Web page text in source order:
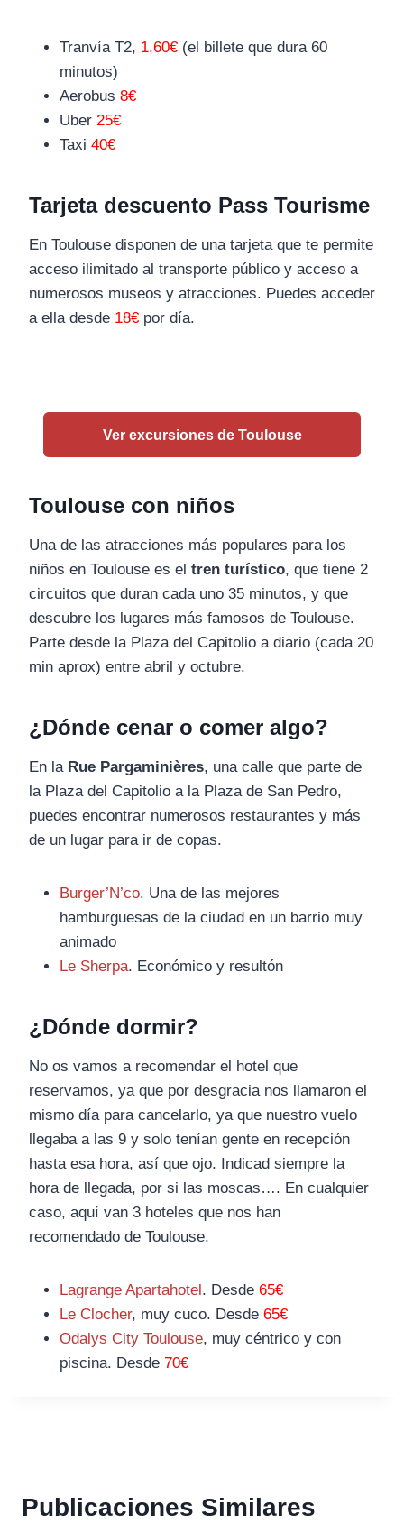
Tranvía T2, 1,60€ (el billete que dura 60
minutos)
Aerobus 8€
Uber 25€
Taxi 40€
Tarjeta descuento Pass Tourisme
En Toulouse disponen de una tarjeta que te permite
acceso ilimitado al transporte público y acceso a
numerosos museos y atracciones. Puedes acceder
a ella desde 18€ por día.
Ver excursiones de Toulouse
Toulouse con niños
Una de las atracciones más populares para los
niños en Toulouse es el tren turístico, que tiene 2
circuitos que duran cada uno 35 minutos, y que
descubre los lugares más famosos de Toulouse.
Parte desde la Plaza del Capitolio a diario (cada 20
min aprox) entre abril y octubre.
¿Dónde cenar o comer algo?
En la Rue Pargaminières, una calle que parte de
la Plaza del Capitolio a la Plaza de San Pedro,
puedes encontrar numerosos restaurantes y más
de un lugar para ir de copas.
Burger’N’co. Una de las mejores
hamburguesas de la ciudad en un barrio muy
animado
Le Sherpa. Económico y resultón
¿Dónde dormir?
No os vamos a recomendar el hotel que
reservamos, ya que por desgracia nos llamaron el
mismo día para cancelarlo, ya que nuestro vuelo
llegaba a las 9 y solo tenían gente en recepción
hasta esa hora, así que ojo. Indicad siempre la
hora de llegada, por si las moscas…. En cualquier
caso, aquí van 3 hoteles que nos han
recomendado de Toulouse.
Lagrange Apartahotel . Desde 65€
Le Clocher, muy cuco. Desde 65€
Odalys City Toulouse, muy céntrico y con
piscina. Desde 70€
Publicaciones Similares